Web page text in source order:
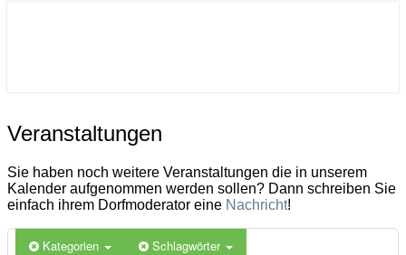
Veranstaltungen
Veranstaltungen
Sie haben noch weitere Veranstaltungen die in unserem
Kalender aufgenommen werden sollen? Dann schreiben Sie
einfach ihrem Dorfmoderator eine Nachricht!
Kategorien Schlagwörter